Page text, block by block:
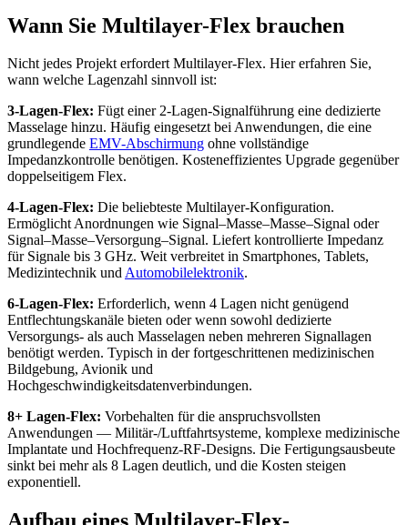
Wann Sie Multilayer-Flex brauchen
Nicht jedes Projekt erfordert Multilayer-Flex. Hier erfahren Sie,
wann welche Lagenzahl sinnvoll ist:
3-Lagen-Flex: Fügt einer 2-Lagen-Signalführung eine dedizierte
Masselage hinzu. Häufig eingesetzt bei Anwendungen, die eine
grundlegende EMV-Abschirmung ohne vollständige
Impedanzkontrolle benötigen. Kosteneffizientes Upgrade gegenüber
doppelseitigem Flex.
4-Lagen-Flex: Die beliebteste Multilayer-Konfiguration.
Ermöglicht Anordnungen wie Signal–Masse–Masse–Signal oder
Signal–Masse–Versorgung–Signal. Liefert kontrollierte Impedanz
für Signale bis 3 GHz. Weit verbreitet in Smartphones, Tablets,
Medizintechnik undAutomobilelektronik.
6-Lagen-Flex: Erforderlich, wenn 4 Lagen nicht genügend
Entflechtungskanäle bieten oder wenn sowohl dedizierte
Versorgungs- als auch Masselagen neben mehreren Signallagen
benötigt werden. Typisch in der fortgeschrittenen medizinischen
Bildgebung, Avionik und
Hochgeschwindigkeitsdatenverbindungen.
8+ Lagen-Flex: Vorbehalten für die anspruchsvollsten
Anwendungen — Militär-/Luftfahrtsysteme, komplexe medizinische
Implantate und Hochfrequenz-RF-Designs. Die Fertigungsausbeute
sinkt bei mehr als 8 Lagen deutlich, und die Kosten steigen
exponentiell.